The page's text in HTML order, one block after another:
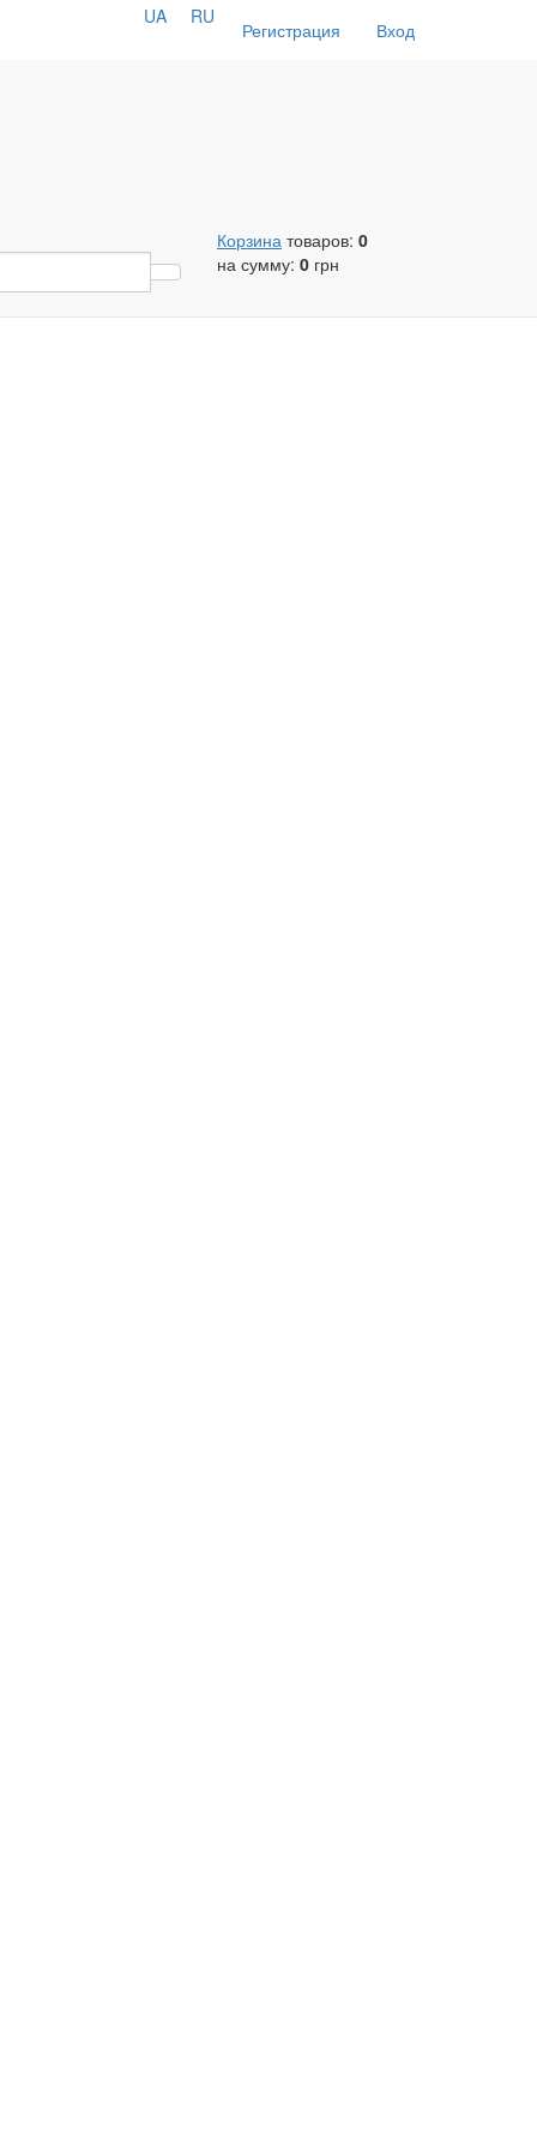
Регистрация Вход
UA RU
Корзина товаров: 0
на сумму: 0 грн